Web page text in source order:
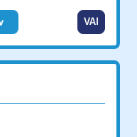
VAI